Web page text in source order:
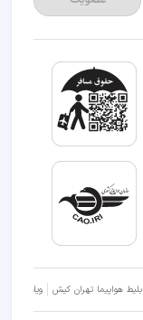
بلیط هواپیما تهران کیش ویلا شمال